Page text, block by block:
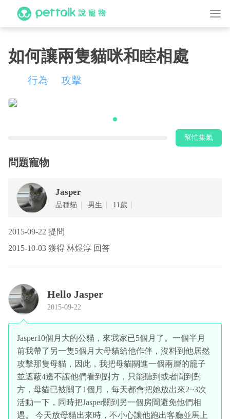
如何讓兩隻貓咪和睦相處
行為 攻擊
幫忙集氣
問題寵物
Jasper
品種貓 男生 11歲
2015-09-22 提問
2015-10-03 獲得 林煜淳 回答
Hello Jasper
2015-09-22
Jasper10個月大的公貓，來我家已5個月了。一個半月
前我帶了另一隻5個月大母貓給他作伴，沒料到他居然
攻擊那隻母貓，因此，我把母貓關進一個兩層的籠子
並遮蔽4邊不讓他們看到對方，只能聽到或者聞到對
方，母貓已被關了1個月，每天都會把她放出來2~3次
活動一下，同時把Jasper關到另一個房間避免他們相
遇。 今天放母貓出來時，不小心讓他跑出客廳並馬上